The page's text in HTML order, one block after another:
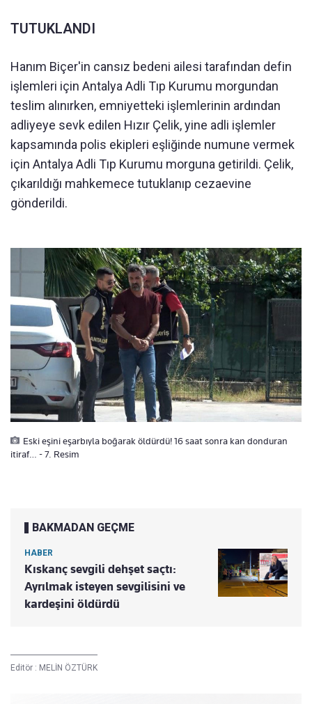
TUTUKLANDI
Hanım Biçer'in cansız bedeni ailesi tarafından defin
işlemleri için Antalya Adli Tıp Kurumu morgundan
teslim alınırken, emniyetteki işlemlerinin ardından
adliyeye sevk edilen Hızır Çelik, yine adli işlemler
kapsamında polis ekipleri eşliğinde numune vermek
için Antalya Adli Tıp Kurumu morguna getirildi. Çelik,
çıkarıldığı mahkemece tutuklanıp cezaevine
gönderildi.
Eski eşini eşarbıyla boğarak öldürdü! 16 saat sonra kan donduran
itiraf… - 7. Resim
BAKMADAN GEÇME
HABER
Kıskanç sevgili dehşet saçtı:
Ayrılmak isteyen sevgilisini ve
kardeşini öldürdü
Editör : MELİN ÖZTÜRK